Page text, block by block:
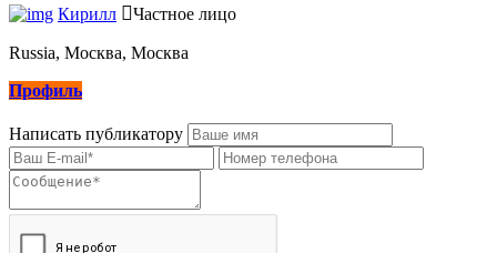
Кирилл
Частное лицо
Russia, Москва, Москва
Профиль
Написать публикатору